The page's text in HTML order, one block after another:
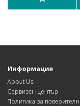
Информация
About Us
Сервизен център
Политика за